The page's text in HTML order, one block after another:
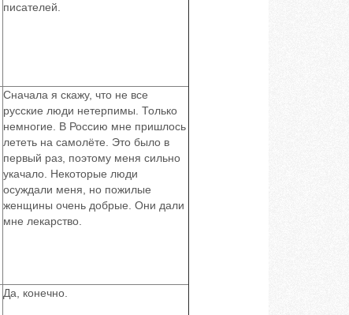
писателей.
Сначала я скажу, что не все
русские люди нетерпимы. Только
немногие. В Россию мне пришлось
лететь на самолёте. Это было в
первый раз, поэтому меня сильно
укачало. Некоторые люди
осуждали меня, но пожилые
женщины очень добрые. Они дали
мне лекарство.
Да, конечно.